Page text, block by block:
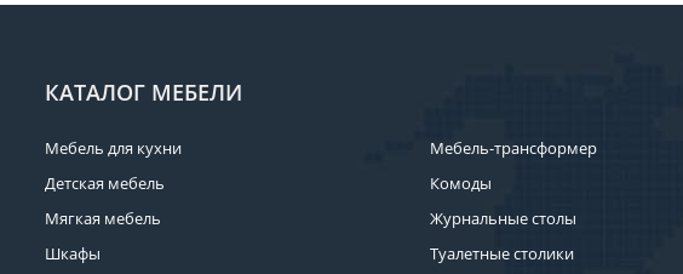
КАТАЛОГ МЕБЕЛИ
Мебель для кухни
Детская мебель
Мягкая мебель
Шкафы
Мебель-трансформер
Комоды
Журнальные столы
Туалетные столики